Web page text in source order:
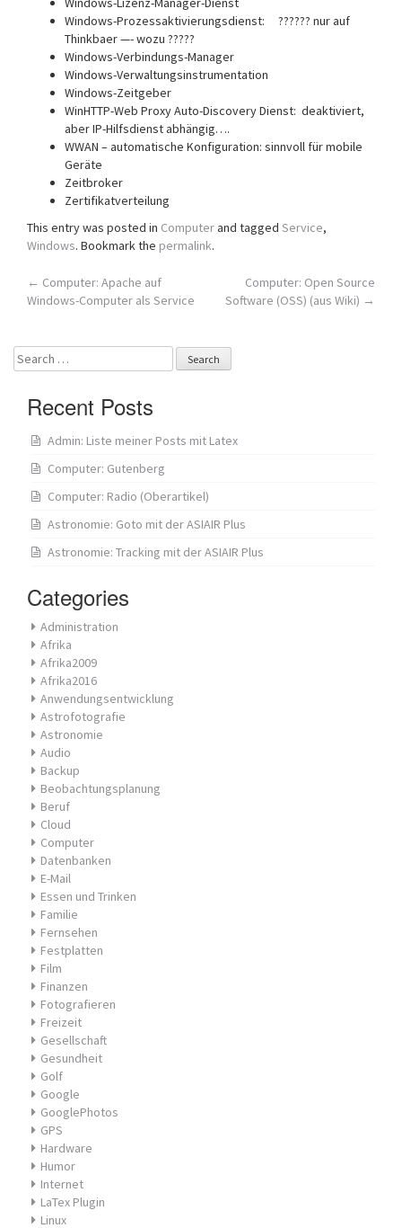
Windows-Prozessaktivierungsdienst: ?????? nur auf
Thinkbaer —- wozu ?????
Windows-Verbindungs-Manager
Windows-Verwaltungsinstrumentation
Windows-Zeitgeber
WinHTTP-Web Proxy Auto-Discovery Dienst: deaktiviert,
aber IP-Hilfsdienst abhängig….
WWAN – automatische Konfiguration: sinnvoll für mobile
Geräte
Zeitbroker
Zertifikatverteilung
This entry was posted in Computerand tagged Service,
Windows. Bookmark the permalink.
Post
← Computer: Apache auf
Windows-Computer als Service
Computer: Open Source
Software (OSS) (aus Wiki) →
Search
for:
Recent Posts
Admin: Liste meiner Posts mit Latex
Computer: Gutenberg
Computer: Radio (Oberartikel)
Astronomie: Goto mit der ASIAIR Plus
Astronomie: Tracking mit der ASIAIR Plus
Categories
Administration
Afrika
Afrika2009
Afrika2016
Anwendungsentwicklung
Astrofotografie
Astronomie
Audio
Backup
Beobachtungsplanung
Beruf
Cloud
Computer
Datenbanken
E-Mail
Essen und Trinken
Familie
Fernsehen
Festplatten
Film
Finanzen
Fotografieren
Freizeit
Gesellschaft
Gesundheit
Golf
Google
GooglePhotos
GPS
Hardware
Humor
Internet
LaTex Plugin
Linux